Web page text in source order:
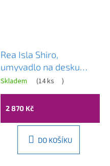
Rea Isla Shiro,
umyvadlo na desku
490x370x135 mm,
imitace kamene, REA-
U0642
Skladem (14 ks )
2 870 Kč
DO KOŠÍKU